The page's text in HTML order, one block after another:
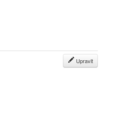
Upravit